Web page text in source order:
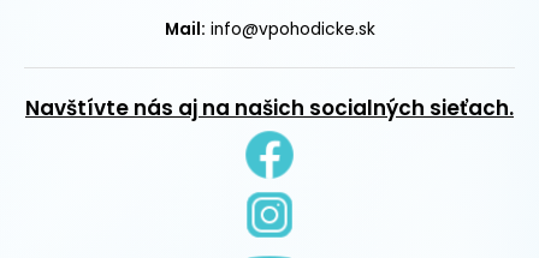
Mail: info@vpohodicke.sk
Navštívte nás aj na našich socialných sieťach.